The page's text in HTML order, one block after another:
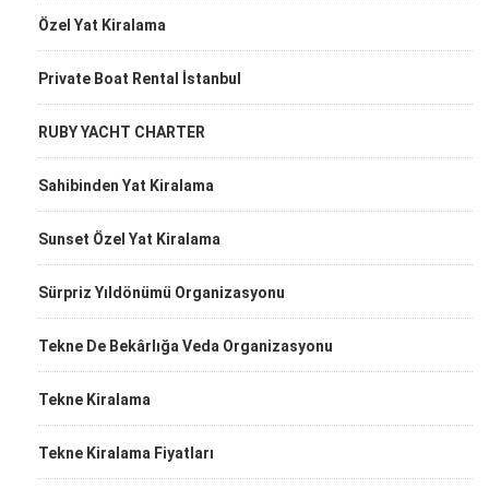
Özel Yat Kiralama
Private Boat Rental İstanbul
RUBY YACHT CHARTER
Sahibinden Yat Kiralama
Sunset Özel Yat Kiralama
Sürpriz Yıldönümü Organizasyonu
Tekne De Bekârlığa Veda Organizasyonu
Tekne Kiralama
Tekne Kiralama Fiyatları